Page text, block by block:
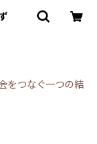
をつなぐ一つの結